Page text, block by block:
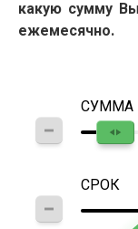
какую сумму
ежемесячно.
СУММА
СРОК